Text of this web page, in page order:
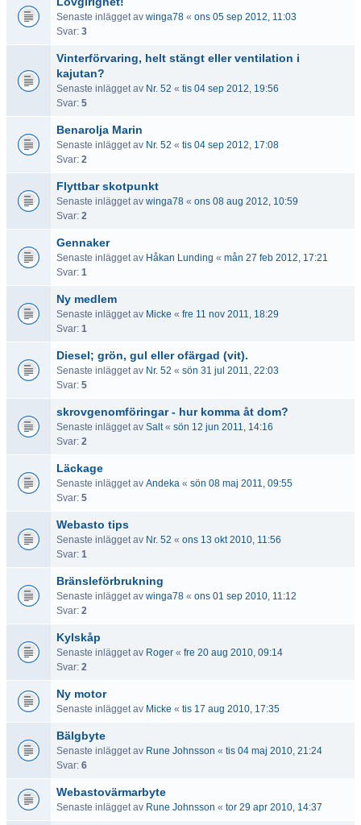
Senaste inlägget av winga78 « ons 05 sep 2012, 11:03
Svar: 3
Vinterförvaring, helt stängt eller ventilation i
kajutan?
Senaste inlägget av Nr. 52 « tis 04 sep 2012, 19:56
Svar: 5
Benarolja Marin
Senaste inlägget av Nr. 52 « tis 04 sep 2012, 17:08
Svar: 2
Flyttbar skotpunkt
Senaste inlägget av winga78 « ons 08 aug 2012, 10:59
Svar: 2
Gennaker
Senaste inlägget av Håkan Lunding « mån 27 feb 2012, 17:21
Svar: 1
Ny medlem
Senaste inlägget av Micke « fre 11 nov 2011, 18:29
Svar: 1
Diesel; grön, gul eller ofärgad (vit).
Senaste inlägget av Nr. 52 « sön 31 jul 2011, 22:03
Svar: 5
skrovgenomföringar - hur komma åt dom?
Senaste inlägget av Salt« sön 12 jun 2011, 14:16
Svar: 2
Läckage
Senaste inlägget av Andeka « sön 08 maj 2011, 09:55
Svar: 5
Webasto tips
Senaste inlägget av Nr. 52 « ons 13 okt 2010, 11:56
Svar: 1
Bränsleförbrukning
Senaste inlägget av winga78 « ons 01 sep 2010, 11:12
Svar: 2
Kylskåp
Senaste inlägget av Roger « fre 20 aug 2010, 09:14
Svar: 2
Ny motor
Senaste inlägget av Micke « tis 17 aug 2010, 17:35
Bälgbyte
Senaste inlägget av Rune Johnsson « tis 04 maj 2010, 21:24
Svar: 6
Webastovärmarbyte
Senaste inlägget av Rune Johnsson « tor 29 apr 2010, 14:37